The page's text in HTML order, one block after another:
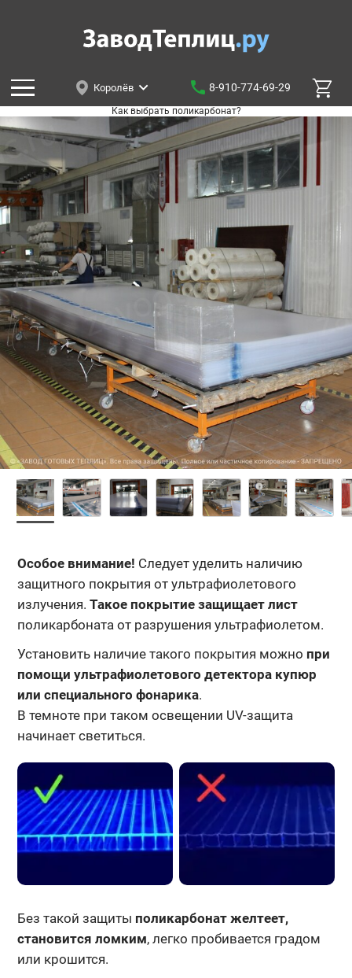
Королёв 8-910-774-69-29
Как выбрать поликарбонат?
Особое внимание! Следует уделить наличию
защитного покрытия от ультрафиолетового
излучения. Такое покрытие защищает лист
поликарбоната от разрушения ультрафиолетом.
Установить наличие такого покрытия можно при
помощи ультрафиолетового детектора купюр
или специального фонарика.
В темноте при таком освещении UV-защита
начинает светиться.
Без такой защиты поликарбонат желтеет,
становится ломким, легко пробивается градом
или крошится.